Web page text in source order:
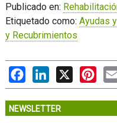
Publicado en:
Etiquetado como: Ayudas
y Recubrimientos
FacebookLinkedIn
X
NEWSLETTER